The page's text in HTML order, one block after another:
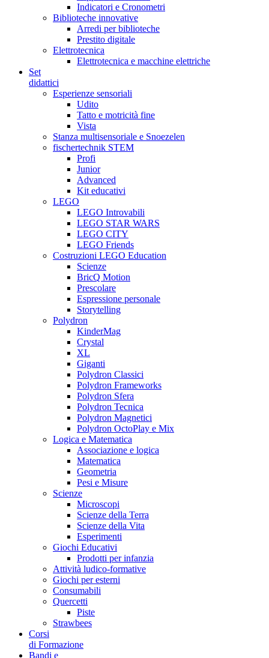
Indicatori e Cronometri
Biblioteche innovative
Arredi per biblioteche
Prestito digitale
Elettrotecnica
Elettrotecnica e macchine elettriche
Set
didattici
Esperienze sensoriali
Udito
Tatto e motricità fine
Vista
Stanza multisensoriale e Snoezelen
fischertechnik STEM
Profi
Junior
Advanced
Kit educativi
LEGO
LEGO Introvabili
LEGO STAR WARS
LEGO CITY
LEGO Friends
Costruzioni LEGO Education
Scienze
BricQ Motion
Prescolare
Espressione personale
Storytelling
Polydron
KinderMag
Crystal
XL
Giganti
Polydron Classici
Polydron Frameworks
Polydron Sfera
Polydron Tecnica
Polydron Magnetici
Polydron OctoPlay e Mix
Logica e Matematica
Associazione e logica
Matematica
Geometria
Pesi e Misure
Scienze
Microscopi
Scienze della Terra
Scienze della Vita
Esperimenti
Giochi Educativi
Prodotti per infanzia
Attività ludico-formative
Giochi per esterni
Consumabili
Quercetti
Piste
Strawbees
Corsi
di Formazione
Bandi e